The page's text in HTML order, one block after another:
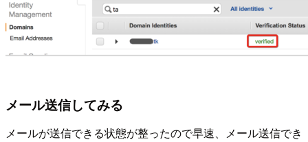
メール送信してみる
メールが送信できる状態が整ったので早速、メール送信でき